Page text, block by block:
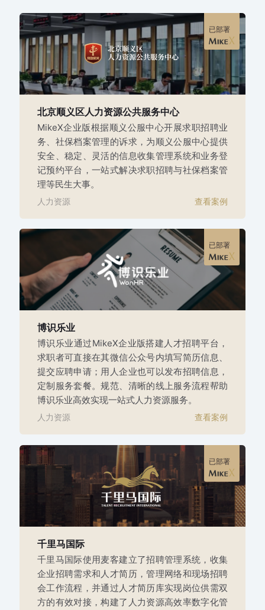
已部署
北京顺义区人力资源公共服务中心
MikeX企业版根据顺义公服中心开展求职招聘业
务、社保档案管理的诉求，为顺义公服中心提供
安全、稳定、灵活的信息收集管理系统和业务登
记预约平台，一站式解决求职招聘与社保档案管
理等民生大事。
人力资源 查看案例
已部署
博识乐业
博识乐业通过MikeX企业版搭建人才招聘平台，
求职者可直接在其微信公众号内填写简历信息、
提交应聘申请；用人企业也可以发布招聘信息，
定制服务套餐。规范、清晰的线上服务流程帮助
博识乐业高效实现一站式人力资源服务。
人力资源 查看案例
已部署
千里马国际
千里马国际使用麦客建立了招聘管理系统，收集
企业招聘需求和人才简历，管理网络和现场招聘
会工作流程，并通过人才简历库实现岗位供需双
方的有效对接，构建了人力资源高效率数字化管